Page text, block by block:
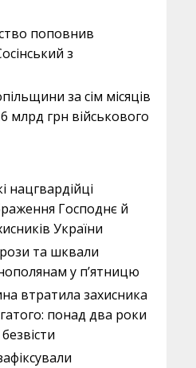
поповнив
з
за сім місяців
млрд грн військового
нацгвардійці
Господнє й
України
та шквали
у п’ятницю
втратила захисника
понад два роки